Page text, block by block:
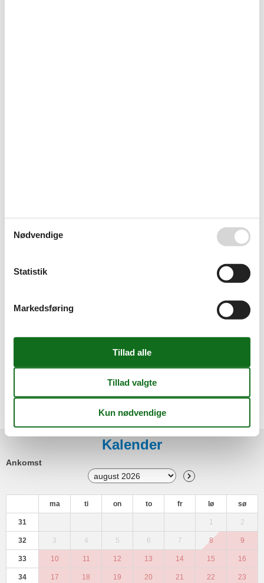
Kaffemaskine
Toaster
Radio
Sengelinned kan lejes mod betaling
Cykelparkeringsplads
Parkeringsplads
Kalender
Ankomst
ma ti on to fr lø sø
31 1 2
32 3 4 5 6 7 8 9
33 10 11 12 13 14 15 16
34 17 18 19 20 21 22 23
Nødvendige
Statistik
Markedsføring